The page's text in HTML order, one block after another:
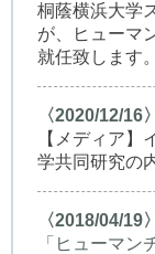
桐蔭横浜大学
が、ヒューマ
就任致します。
〈2020/12/16〉
【メディア】
学共同研究の
〈2018/04/19〉
「ヒューマ